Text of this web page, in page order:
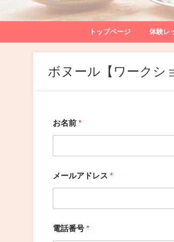
トップページ 体験レ
ボヌール【ワークシ
*
電
お名前*
メールアドレス*
電話番号*